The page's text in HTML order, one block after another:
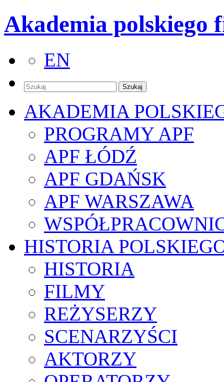
Akademia polskiego
EN
AKADEMIA
PROGRAMY APF
APF ŁÓDŹ
APF GDAŃSK
APF WARSZAWA
HISTORIA
HISTORIA
FILMY
REŻYSERZY
SCENARZYŚCI
AKTORZY